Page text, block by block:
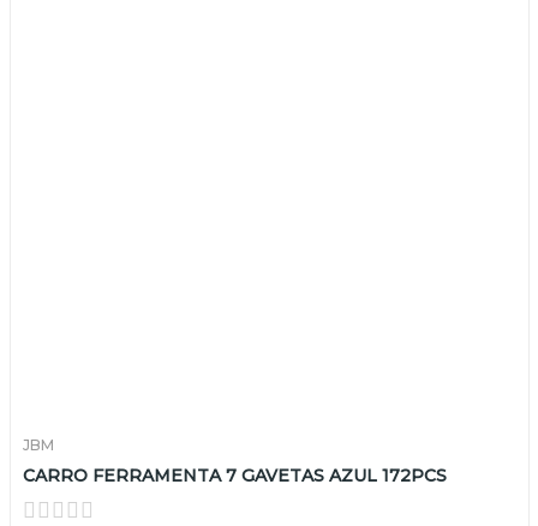
JBM
CARRO FERRAMENTA 7 GAVETAS AZUL 172PCS